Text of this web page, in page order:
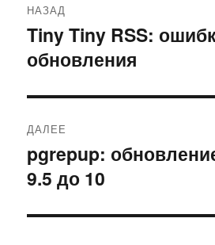
по
записям
НАЗАД
Предыдущая
запись:
Tiny Tiny RSS:
обновления
ДАЛЕЕ
Следующая
запись:
pgrepup:
9.5 до 10